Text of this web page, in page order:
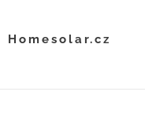
Homesolar.cz